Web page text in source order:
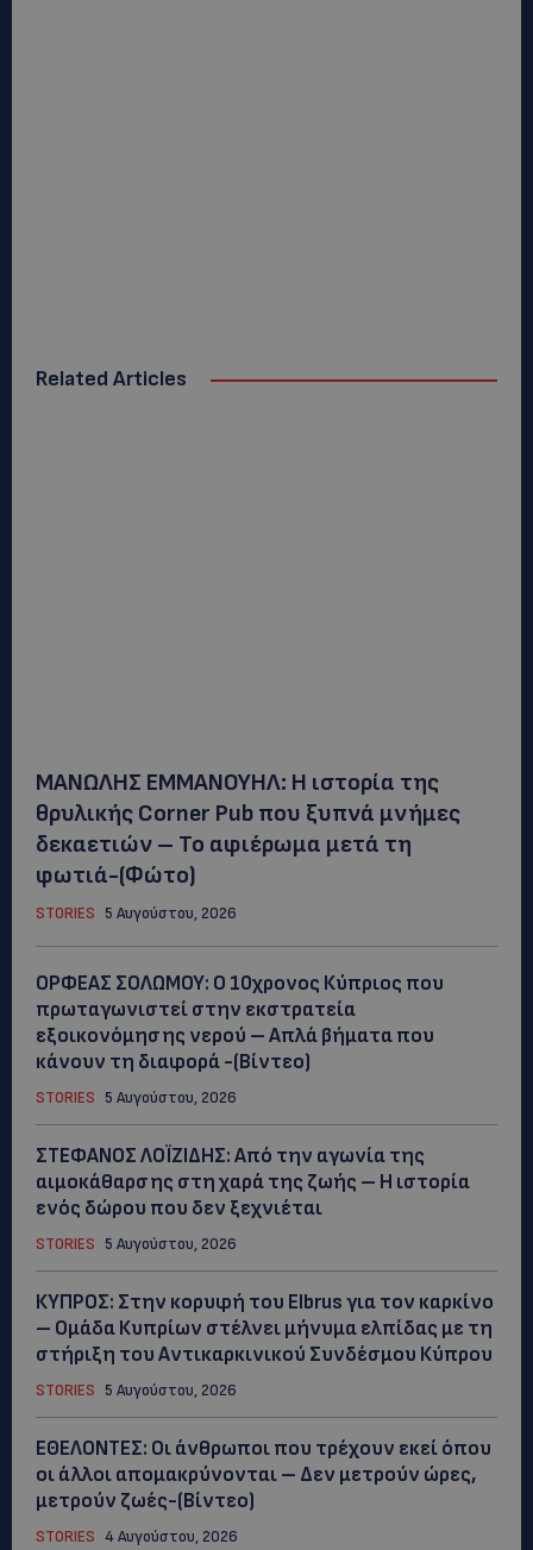
Related Articles
ΜΑΝΩΛΗΣ ΕΜΜΑΝΟΥΗΛ: Η ιστορία της
θρυλικής Corner Pub που ξυπνά μνήμες
δεκαετιών – Το αφιέρωμα μετά τη
φωτιά-(Φώτο)
STORIES 5 Αυγούστου, 2026
ΟΡΦΕΑΣ ΣΟΛΩΜΟΥ: Ο 10χρονος Κύπριος που
πρωταγωνιστεί στην εκστρατεία
εξοικονόμησης νερού – Απλά βήματα που
κάνουν τη διαφορά -(Βίντεο)
STORIES 5 Αυγούστου, 2026
ΣΤΕΦΑΝΟΣ ΛΟΪΖΙΔΗΣ: Από την αγωνία της
αιμοκάθαρσης στη χαρά της ζωής – Η ιστορία
ενός δώρου που δεν ξεχνιέται
STORIES 5 Αυγούστου, 2026
ΚΥΠΡΟΣ: Στην κορυφή του Elbrus για τον καρκίνο
– Ομάδα Κυπρίων στέλνει μήνυμα ελπίδας με τη
στήριξη του Αντικαρκινικού Συνδέσμου Κύπρου
STORIES 5 Αυγούστου, 2026
ΕΘΕΛΟΝΤΕΣ: Οι άνθρωποι που τρέχουν εκεί όπου
οι άλλοι απομακρύνονται – Δεν μετρούν ώρες,
μετρούν ζωές-(Βίντεο)
STORIES 4 Αυγούστου, 2026